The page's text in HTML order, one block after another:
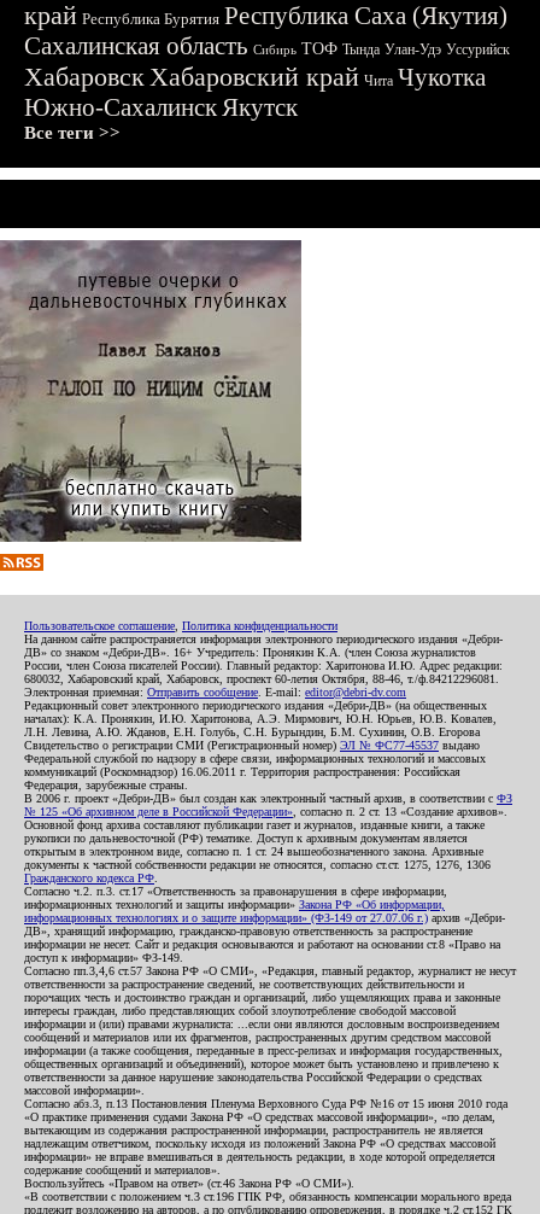
край Республика Бурятия Республика Саха (Якутия)
Сахалинская область Сибирь ТОФ Тында Улан-Удэ Уссурийск
ХабаровскХабаровский край Чита Чукотка
Южно-СахалинскЯкутск
Все теги >>
Пользовательское соглашение Политика конфиденциальности
На данном сайте распространяется информация электронного периодического издания «Дебри-
ДВ» со знаком «Дебри-ДВ». 16+ Учредитель: Пронякин К.А. (член Союза журналистов
России, член Союза писателей России). Главный редактор: Харитонова И.Ю. Адрес редакции:
680032, Хабаровский край, Хабаровск, проспект 60-летия Октября, 88-46, т./ф.84212296081.
Электронная приемная: Отправить сообщение . E-mail: editor@debri-dv.com
Редакционный совет электронного периодического издания «Дебри-ДВ» (на общественных
началах): К.А. Пронякин, И.Ю. Харитонова, А.Э. Мирмович, Ю.Н. Юрьев, Ю.В. Ковалев,
Л.Н. Левина, А.Ю. Жданов, Е.Н. Голубь, С.Н. Бурындин, Б.М. Сухинин, О.В. Егорова
Свидетельство о регистрации СМИ (Регистрационный номер) ЭЛ № ФС77-45537 выдано
Федеральной службой по надзору в сфере связи, информационных технологий и массовых
коммуникаций (Роскомнадзор) 16.06.2011 г. Территория распространения: Российская
Федерация, зарубежные страны.
В 2006 г. проект «Дебри-ДВ» был создан как электронный частный архив, в соответствии с ФЗ
№ 125 «Об архивном деле в Российской Федерации» , согласно п. 2 ст. 13 «Создание архивов».
Основной фонд архива составляют публикации газет и журналов, изданные книги, а также
рукописи по дальневосточной (РФ) тематике. Доступ к архивным документам является
открытым в электронном виде, согласно п. 1 ст. 24 вышеобозначенного закона. Архивные
документы к частной собственности редакции не относятся, согласно ст.ст. 1275, 1276, 1306
Гражданского кодекса РФ
Согласно ч.2. п.3. ст.17 «Ответственность за правонарушения в сфере информации,
информационных технологий и защиты информации» Закона РФ «Об информации,
информационных технологиях и о защите информации» (ФЗ-149 от 27.07.06 г.) архив «Дебри-
ДВ», хранящий информацию, гражданско-правовую ответственность за распространение
информации не несет. Сайт и редакция основываются и работают на основании ст.8 «Право на
доступ к информации» ФЗ-149.
Согласно пп.3,4,6 ст.57 Закона РФ «О СМИ», «Редакция, главный редактор, журналист не несут
ответственности за распространение сведений, не соответствующих действительности и
порочащих честь и достоинство граждан и организаций, либо ущемляющих права и законные
интересы граждан, либо представляющих собой злоупотребление свободой массовой
информации и (или) правами журналиста: ...если они являются дословным воспроизведением
сообщений и материалов или их фрагментов, распространенных другим средством массовой
информации (а также сообщения, переданные в пресс-релизах и информация государственных,
общественных организаций и объединений), которое может быть установлено и привлечено к
ответственности за данное нарушение законодательства Российской Федерации о средствах
массовой информации».
Согласно абз.3, п.13 Постановления Пленума Верховного Суда РФ №16 от 15 июня 2010 года
«О практике применения судами Закона РФ «О средствах массовой информации», «по делам,
вытекающим из содержания распространенной информации, распространитель не является
надлежащим ответчиком, поскольку исходя из положений Закона РФ «О средствах массовой
информации» не вправе вмешиваться в деятельность редакции, в ходе которой определяется
содержание сообщений и материалов».
Воспользуйтесь «Правом на ответ» (ст.46 Закона РФ «О СМИ»).
«В соответствии с положением ч.3 ст.196 ГПК РФ, обязанность компенсации морального вреда
подлежит возложению на авторов, а по опубликованию опровержения, в порядке ч.2 ст.152 ГК